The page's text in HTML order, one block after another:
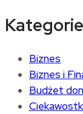
Kategorie
Biznes
Biznes i
Budżet